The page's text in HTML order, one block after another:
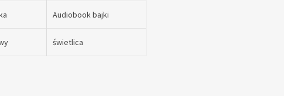
Audiobook bajki
świetlica